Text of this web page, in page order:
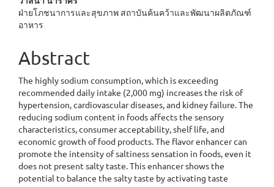
Article
ฝ่ายโภชนาการและสุขภาพ สถาบันค้นคว้าและพัฒนาผลิตภัณฑ์
อาหาร
Abstract
The highly sodium consumption, which is exceeding
recommended daily intake (2,000 mg) increases the risk of
hypertension, cardiovascular diseases, and kidney failure. The
reducing sodium content in foods affects the sensory
characteristics, consumer acceptability, shelf life, and
economic growth of food products. The flavor enhancer can
promote the intensity of saltiness sensation in foods, even it
does not present salty taste. This enhancer shows the
potential to balance the salty taste by activating taste